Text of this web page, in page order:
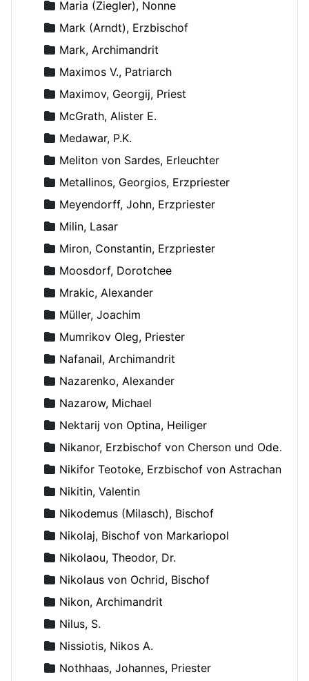
Maria (Ziegler), Nonne
Mark (Arndt), Erzbischof
Mark, Archimandrit
Maximos V., Patriarch
Maximov, Georgij, Priest
McGrath, Alister E.
Medawar, P.K.
Meliton von Sardes, Erleuchter
Metallinos, Georgios, Erzpriester
Meyendorff, John, Erzpriester
Milin, Lasar
Miron, Constantin, Erzpriester
Moosdorf, Dorotchee
Mrakic, Alexander
Müller, Joachim
Mumrikov Oleg, Priester
Nafanail, Archimandrit
Nazarenko, Alexander
Nazarow, Michael
Nektarij von Optina, Heiliger
Nikanor, Erzbischof von Cherson und Odessa
Nikifor Teotoke, Erzbischof von Astrachan
Nikitin, Valentin
Nikodemus (Milasch), Bischof
Nikolaj, Bischof von Markariopol
Nikolaou, Theodor, Dr.
Nikolaus von Ochrid, Bischof
Nikon, Archimandrit
Nilus, S.
Nissiotis, Nikos A.
Nothhaas, Johannes, Priester